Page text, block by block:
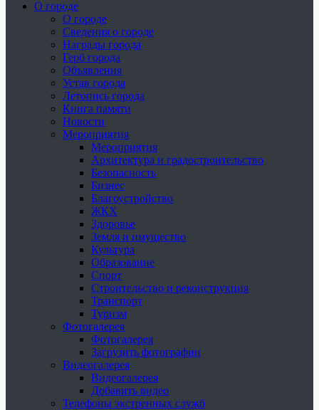
О городе
О городе
Сведения о городе
Награды города
Герб города
Объявления
Устав города
Летопись города
Книга памяти
Новости
Мероприятия
Мероприятия
Архитектура и градостроительство
Безопасность
Бизнес
Благоустройство
ЖКХ
Здоровье
Земля и имущество
Культура
Образование
Спорт
Строительство и реконструкция
Транспорт
Туризм
Фотогалерея
Фотогалерея
Загрузить фотографии
Видеогалерея
Видеогалерея
Добавить видео
Телефоны экстренных служб